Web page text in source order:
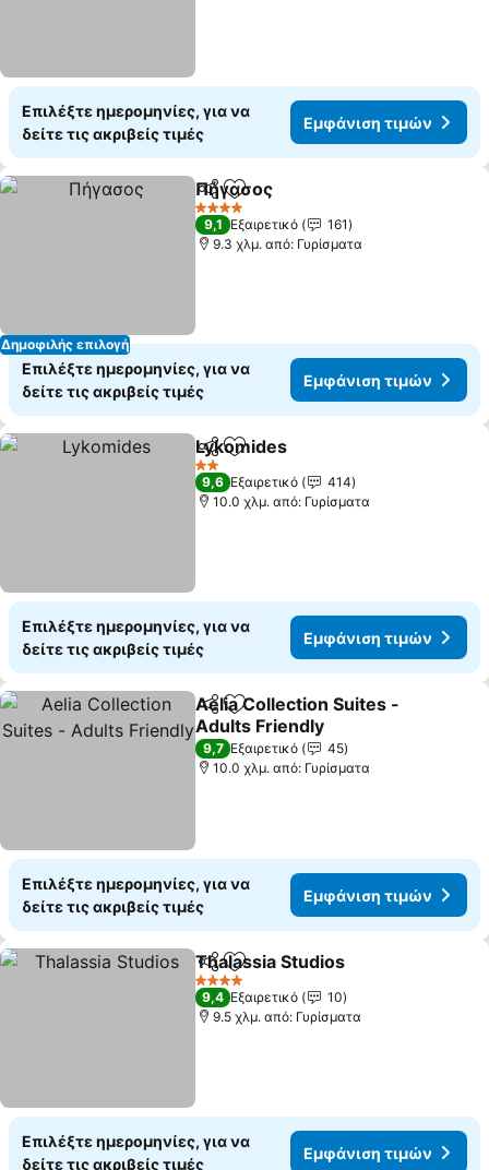
Επιλέξτε ημερομηνίες, για να
δείτε τις ακριβείς τιμές
Εμφάνιση τιμών
Δημοφιλής επιλογή
Κοινοποίηση
Προσθήκη στα αγαπημένα
Πήγασος
4 Αστέρια
9,1 Εξαιρετικό
161
9.3 χλμ. από: Γυρίσματα
Επιλέξτε ημερομηνίες, για να
δείτε τις ακριβείς τιμές
Εμφάνιση τιμών
Κοινοποίηση
Προσθήκη στα αγαπημένα
Lykomides
2 Αστέρια
9,6 Εξαιρετικό
414
10.0 χλμ. από: Γυρίσματα
Επιλέξτε ημερομηνίες, για να
δείτε τις ακριβείς τιμές
Εμφάνιση τιμών
Κοινοποίηση
Προσθήκη στα αγαπημένα
Aelia Collection Suites -
Adults Friendly
9,7 Εξαιρετικό
45
10.0 χλμ. από: Γυρίσματα
Επιλέξτε ημερομηνίες, για να
δείτε τις ακριβείς τιμές
Εμφάνιση τιμών
Κοινοποίηση
Προσθήκη στα αγαπημένα
Thalassia Studios
4 Αστέρια
9,4 Εξαιρετικό
10
9.5 χλμ. από: Γυρίσματα
Επιλέξτε ημερομηνίες, για να
δείτε τις ακριβείς τιμές
Εμφάνιση τιμών